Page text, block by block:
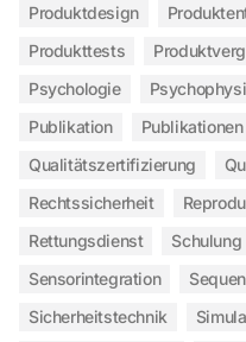
Produktdesign
Produkttests
Psychologie
Publikation
Publikationen
Qualitätszertifizierung
Rechtssicherheit
Rettungsdienst
Schulung
Sensorintegration
Sicherheitstechnik